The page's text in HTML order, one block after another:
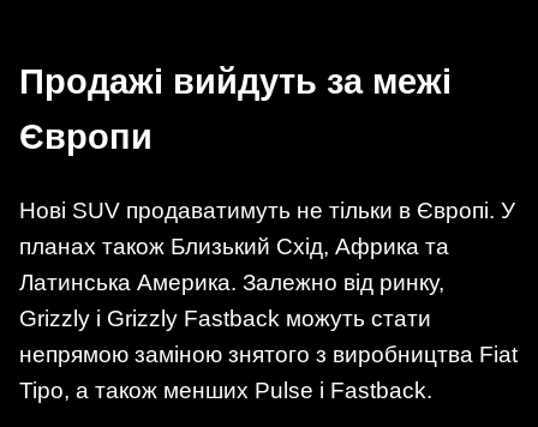
Продажі вийдуть за межі
Європи
Нові SUV продаватимуть не тільки в Європі. У
планах також Близький Схід, Африка та
Латинська Америка. Залежно від ринку,
Grizzly і Grizzly Fastback можуть стати
непрямою заміною знятого з виробництва Fiat
Tipo, а також менших Pulse і Fastback.